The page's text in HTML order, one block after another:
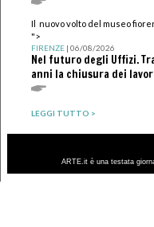
Il nuovo volto del museo
">
FIRENZE| 06/08/2026
Nel futuro degli Uffizi.
anni la chiusura dei
LEGGI TUTTO >
ARTE.it è una testata